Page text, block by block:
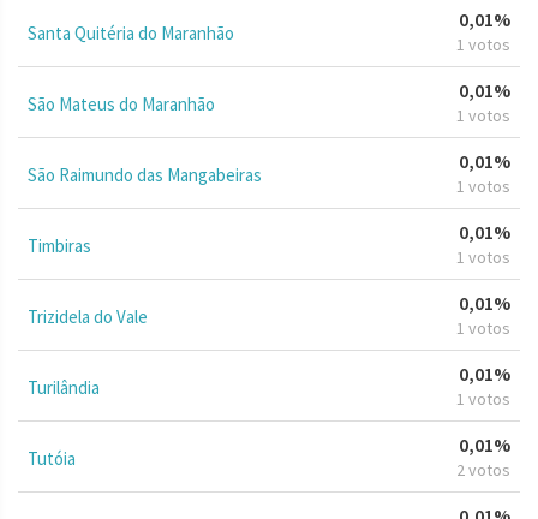
Santa Quitéria do Maranhão
0,01%
1 votos
São Mateus do Maranhão
0,01%
1 votos
São Raimundo das Mangabeiras
0,01%
1 votos
Timbiras
0,01%
1 votos
Trizidela do Vale
0,01%
1 votos
Turilândia
0,01%
1 votos
Tutóia
0,01%
2 votos